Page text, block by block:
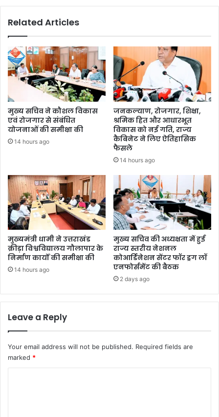
Related Articles
मुख्य सचिव ने कौशल विकास
एवं रोजगार से संबंधित
योजनाओं की समीक्षा की
14 hours ago
जनकल्याण, रोजगार, शिक्षा,
श्रमिक हित और आधारभूत
विकास को नई गति, राज्य
कैबिनेट ने लिए ऐतिहासिक
फैसले
14 hours ago
मुख्यमंत्री धामी ने उत्तराखंड
क्रीड़ा विश्वविद्यालय गौलापार के
निर्माण कार्यों की समीक्षा की
14 hours ago
मुख्य सचिव की अध्यक्षता में हुई
राज्य स्तरीय नेशनल
कोआर्डिनेशन सेंटर फॉर ड्रग लॉ
एनफोर्समेंट की बैठक
2 days ago
Leave a Reply
Your email address will not be published. Required fields are
marked *